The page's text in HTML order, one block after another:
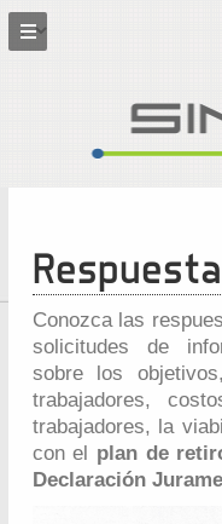
Conozca las
solicitudes de
sobre los
trabajadores,
trabajadores, la
con el plan de
Declaración